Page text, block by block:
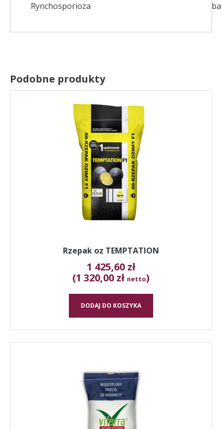
Rynchosporioza
Podobne produkty
Rzepak oz TEMPTATION
1 425,60 zł
(1 320,00 zł netto)
DODAJ DO KOSZYKA